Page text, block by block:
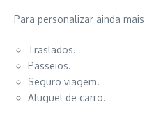
Para personalizar ainda
Traslados.
Passeios.
Seguro viagem.
Aluguel de carro.